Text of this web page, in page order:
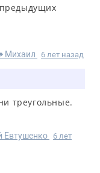
Михаил 6 лет назад
треугольные.
Евтушенко
6 лет